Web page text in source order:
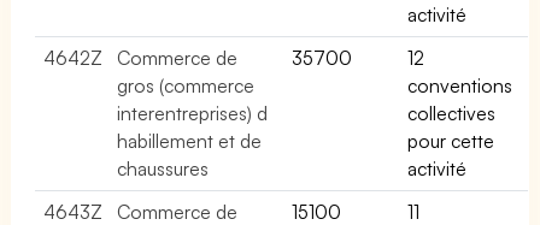
activité
4642Z
Commerce de
gros (commerce
interentreprises) d
habillement et de
chaussures
35700
12
conventions
collectives
pour cette
activité
4643Z
Commerce de
15100
11